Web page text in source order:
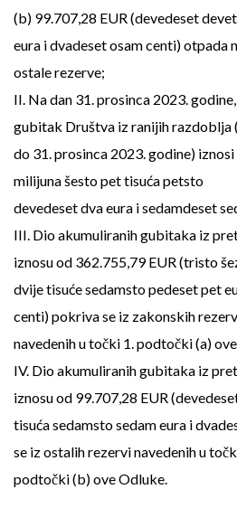
(b) 99.707,28 EUR (devedeset
eura i dvadeset osam centi) otpada
ostale rezerve;
II. Na dan 31. prosinca 2023.
gubitak Društva iz ranijih razdoblja
do 31. prosinca 2023. godine)
milijuna šesto pet tisuća petsto
devedeset dva eura i sedamdeset
III. Dio akumuliranih gubitaka iz
iznosu od 362.755,79 EUR (tristo
dvije tisuće sedamsto pedeset pet
centi) pokriva se iz zakonskih
navedenih u točki 1. podtočki (a)
IV. Dio akumuliranih gubitaka iz
iznosu od 99.707,28 EUR
tisuća sedamsto sedam eura i
se iz ostalih rezervi navedenih u
podtočki (b) ove Odluke.